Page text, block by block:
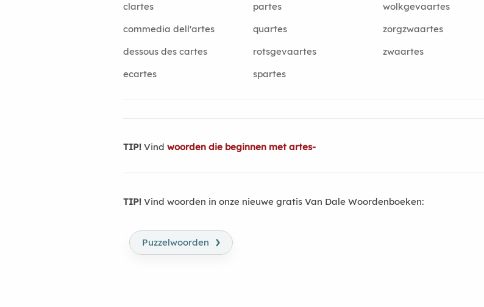
clartes
partes
wolkgevaartes
commedia dell'artes
quartes
zorgzwaartes
dessous des cartes
rotsgevaartes
zwaartes
ecartes
spartes
TIP! Vind woorden die beginnen met artes-
TIP! Vind woorden in onze nieuwe gratis Van Dale Woordenboeken:
Puzzelwoorden ›